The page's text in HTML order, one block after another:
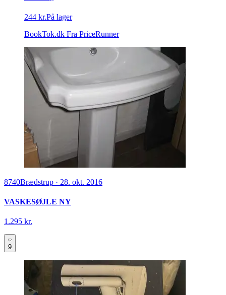
244 kr.På lager
BookTok.dk Fra PriceRunner
8740Brædstrup · 28. okt. 2016
VASKESØJLE NY
1.295 kr.
9